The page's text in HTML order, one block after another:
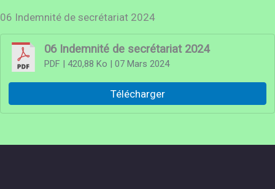
06 Indemnité de secrétariat 2024
06 Indemnité de secrétariat 2024
PDF| 420,88 Ko | 07 Mars 2024
Télécharger